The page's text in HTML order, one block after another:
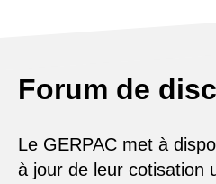
Forum de
Le GERPAC met à
à jour de leur cotisation